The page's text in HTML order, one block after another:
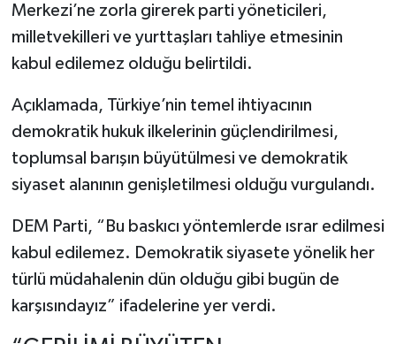
Merkezi’ne zorla girerek parti yöneticileri,
milletvekilleri ve yurttaşları tahliye etmesinin
kabul edilemez olduğu belirtildi.
Açıklamada, Türkiye’nin temel ihtiyacının
demokratik hukuk ilkelerinin güçlendirilmesi,
toplumsal barışın büyütülmesi ve demokratik
siyaset alanının genişletilmesi olduğu vurgulandı.
DEM Parti, “Bu baskıcı yöntemlerde ısrar edilmesi
kabul edilemez. Demokratik siyasete yönelik her
türlü müdahalenin dün olduğu gibi bugün de
karşısındayız” ifadelerine yer verdi.